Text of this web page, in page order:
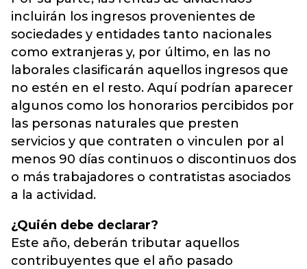
incluirán los ingresos provenientes de
sociedades y entidades tanto nacionales
como extranjeras y, por último, en las no
laborales clasificarán aquellos ingresos que
no estén en el resto. Aquí podrían aparecer
algunos como los honorarios percibidos por
las personas naturales que presten
servicios y que contraten o vinculen por al
menos 90 días continuos o discontinuos dos
o más trabajadores o contratistas asociados
a la actividad.
¿Quién debe declarar?
Este año, deberán tributar aquellos
contribuyentes que el año pasado